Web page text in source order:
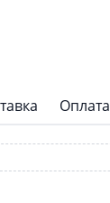
Оплата